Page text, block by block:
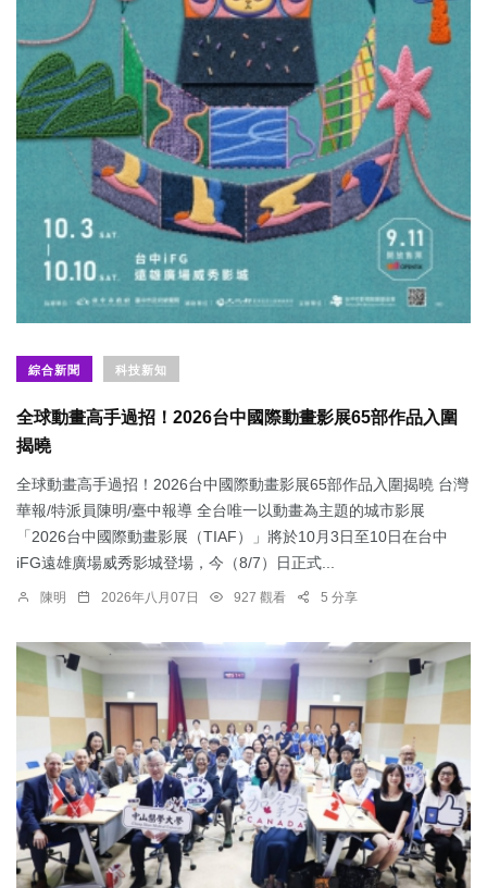
綜合新聞 科技新知
全球動畫高手過招！2026台中國際動畫影展65部作品入圍
揭曉
全球動畫高手過招！2026台中國際動畫影展65部作品入圍揭曉 台灣
華報/特派員陳明/臺中報導 全台唯一以動畫為主題的城市影展
「2026台中國際動畫影展（TIAF）」將於10月3日至10日在台中
iFG遠雄廣場威秀影城登場，今（8/7）日正式...
陳明 2026年八月07日 927 觀看 5 分享